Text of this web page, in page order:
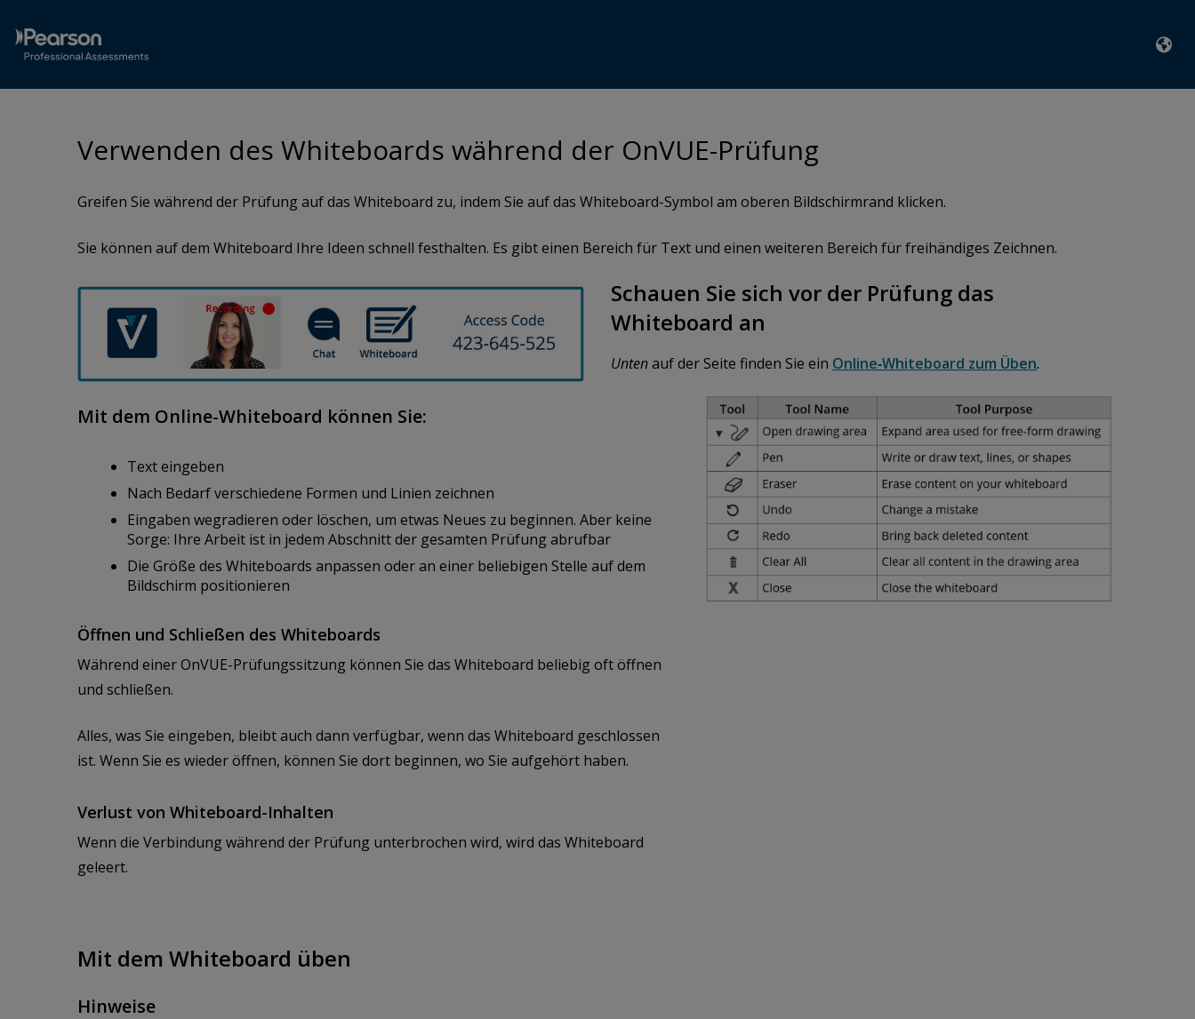
Verwenden des Whiteboards während der OnVUE-Prüfung
Greifen Sie während der Prüfung auf das Whiteboard zu, indem Sie auf das Whiteboard-Symbol am oberen Bildschirmrand klicken.
Sie können auf dem Whiteboard Ihre Ideen schnell festhalten. Es gibt einen Bereich für Text und einen weiteren Bereich für freihändiges Zeichnen.
Schauen Sie sich vor der Prüfung das
Whiteboard an
Untenauf der Seite finden Sie ein Online‑Whiteboard zum Üben.
Mit dem Online-Whiteboard können Sie:
Text eingeben
Nach Bedarf verschiedene Formen und Linien zeichnen
Eingaben wegradieren oder löschen, um etwas Neues zu beginnen. Aber keine
Sorge: Ihre Arbeit ist in jedem Abschnitt der gesamten Prüfung abrufbar
Die Größe des Whiteboards anpassen oder an einer beliebigen Stelle auf dem
Bildschirm positionieren
Öffnen und Schließen des Whiteboards
Während einer OnVUE-Prüfungssitzung können Sie das Whiteboard beliebig oft öffnen
und schließen.
Alles, was Sie eingeben, bleibt auch dann verfügbar, wenn das Whiteboard geschlossen
ist. Wenn Sie es wieder öffnen, können Sie dort beginnen, wo Sie aufgehört haben.
Verlust von Whiteboard-Inhalten
Wenn die Verbindung während der Prüfung unterbrochen wird, wird das Whiteboard
geleert.
Mit dem Whiteboard üben
Hinweise